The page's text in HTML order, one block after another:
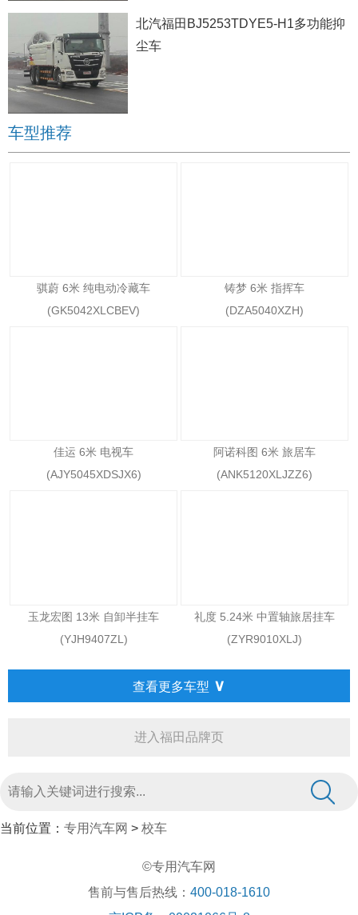
北汽福田BJ5253TDYE5-H1多功能抑
尘车
车型推荐
骐蔚 6米 纯电动冷藏车
(GK5042XLCBEV)
铸梦 6米 指挥车
(DZA5040XZH)
佳运 6米 电视车
(AJY5045XDSJX6)
阿诺科图 6米 旅居车
(ANK5120XLJZZ6)
玉龙宏图 13米 自卸半挂车
(YJH9407ZL)
礼度 5.24米 中置轴旅居挂车
(ZYR9010XLJ)
查看更多车型 ∨
进入福田品牌页
当前位置： 专用汽车网 > 校车
©专用汽车网
售前与售后热线： 400-018-1610